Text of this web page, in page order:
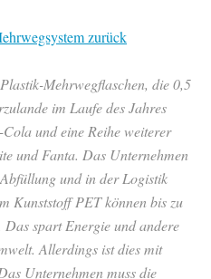
zurück
Mehrwegflaschen, die 0,5
im Laufe des Jahres
und eine Reihe weiterer
und Fanta. Das Unternehmen
und in der Logistik
Kunststoff PET können bis zu
spart Energie und andere
Allerdings ist dies mit
Unternehmen muss die